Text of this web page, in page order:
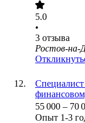
5.0
•
3 отзыва
Ростов-на-
55 000 – 70
Опыт 1-3